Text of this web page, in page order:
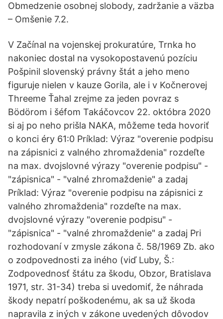
Obmedzenie osobnej slobody, zadržanie a väzba
– Omšenie 7.2.
V Začínal na vojenskej prokuratúre, Trnka ho
nakoniec dostal na vysokopostavenú pozíciu
Pošpinil slovenský právny štát a jeho meno
figuruje nielen v kauze Gorila, ale i v Kočnerovej
Threeme Ťahal zrejme za jeden povraz s
Bödörom i šéfom Takáčovcov 22. októbra 2020
si aj po neho prišla NAKA, môžeme teda hovoriť
o konci éry 61:0 Príklad: Výraz "overenie podpisu
na zápisnici z valného zhromaždenia" rozdeľte
na max. dvojslovné výrazy "overenie podpisu" -
"zápisnica" - "valné zhromaždenie" a zadaj
Príklad: Výraz "overenie podpisu na zápisnici z
valného zhromaždenia" rozdeľte na max.
dvojslovné výrazy "overenie podpisu" -
"zápisnica" - "valné zhromaždenie" a zadaj Pri
rozhodovaní v zmysle zákona č. 58/1969 Zb. ako
o zodpovednosti za iného (viď Luby, Š.:
Zodpovednosť štátu za škodu, Obzor, Bratislava
1971, str. 31-34) treba si uvedomiť, že náhrada
škody nepatrí poškodenému, ak sa už škoda
napravila z iných v zákone uvedených dôvodov